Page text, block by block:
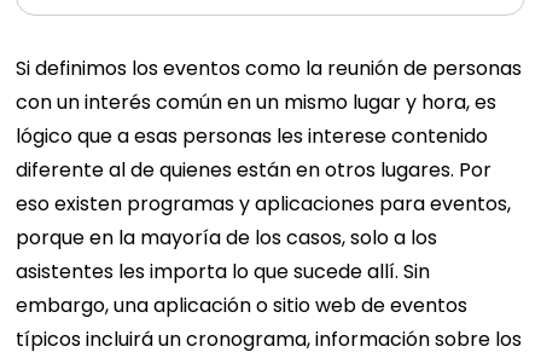
Si definimos los eventos como la reunión de personas
con un interés común en un mismo lugar y hora, es
lógico que a esas personas les interese contenido
diferente al de quienes están en otros lugares. Por
eso existen programas y aplicaciones para eventos,
porque en la mayoría de los casos, solo a los
asistentes les importa lo que sucede allí. Sin
embargo, una aplicación o sitio web de eventos
típicos incluirá un cronograma, información sobre los